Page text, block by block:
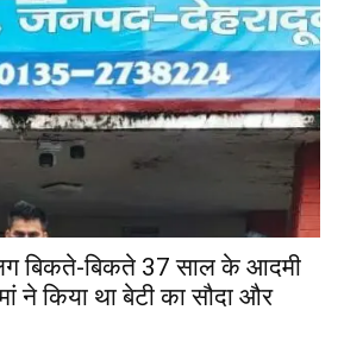
बिकते-बिकते 37 साल के आदमी
ने किया था बेटी का सौदा और